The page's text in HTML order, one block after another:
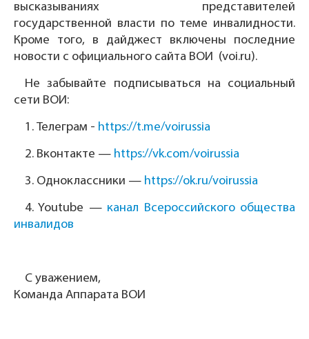
высказываниях представителей
государственной власти по теме инвалидности.
Кроме того, в дайджест включены последние
новости с официального сайта ВОИ (voi.ru).
Не забывайте подписываться на социальный
сети ВОИ:
1. Телеграм - https://t.me/voirussia
2. Вконтакте — https://vk.com/voirussia
3. Одноклассники — https://ok.ru/voirussia
4.Youtube — канал Всероссийского общества
инвалидов
С уважением,
Команда Аппарата ВОИ